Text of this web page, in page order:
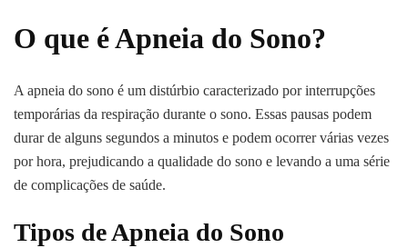
O que é Apneia do Sono?
A apneia do sono é um distúrbio caracterizado por interrupções
temporárias da respiração durante o sono. Essas pausas podem
durar de alguns segundos a minutos e podem ocorrer várias vezes
por hora, prejudicando a qualidade do sono e levando a uma série
de complicações de saúde.
Tipos de Apneia do Sono